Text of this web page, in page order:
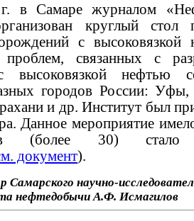
в Самаре журналом
круглый стол
с высоковязкой
связанных с
высоковязкой нефтью
городов России:
и др. Институт был
Данное мероприятие
(более 30) стало
документ).
Самарского научно-
нефтедобычиА.Ф. Исмагилов